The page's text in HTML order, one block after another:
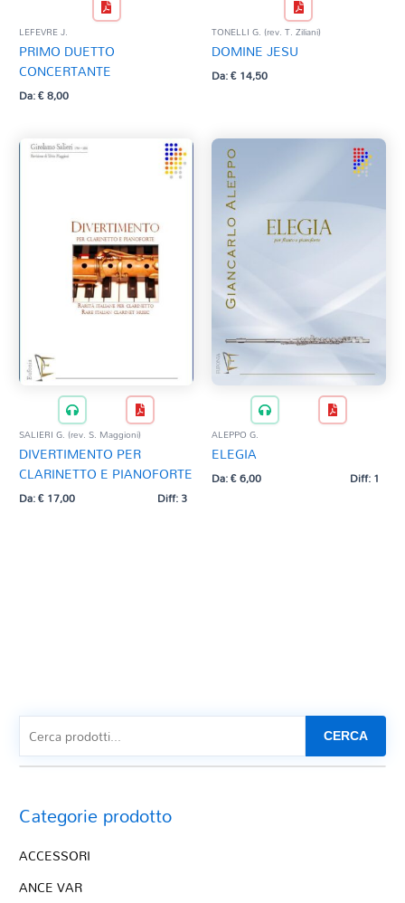
LEFEVRE J.
PRIMO DUETTO
CONCERTANTE
Da:€8,00
TONELLI G. (rev. T. Ziliani)
DOMINE JESU
Da:€14,50
SALIERI G. (rev. S. Maggioni)
DIVERTIMENTO PER
CLARINETTO E PIANOFORTE
Da:€17,00 Diff: 3
ALEPPO G.
ELEGIA
Da:€6,00 Diff: 1
CERCA
Categorie prodotto
ACCESSORI
ANCE VAR